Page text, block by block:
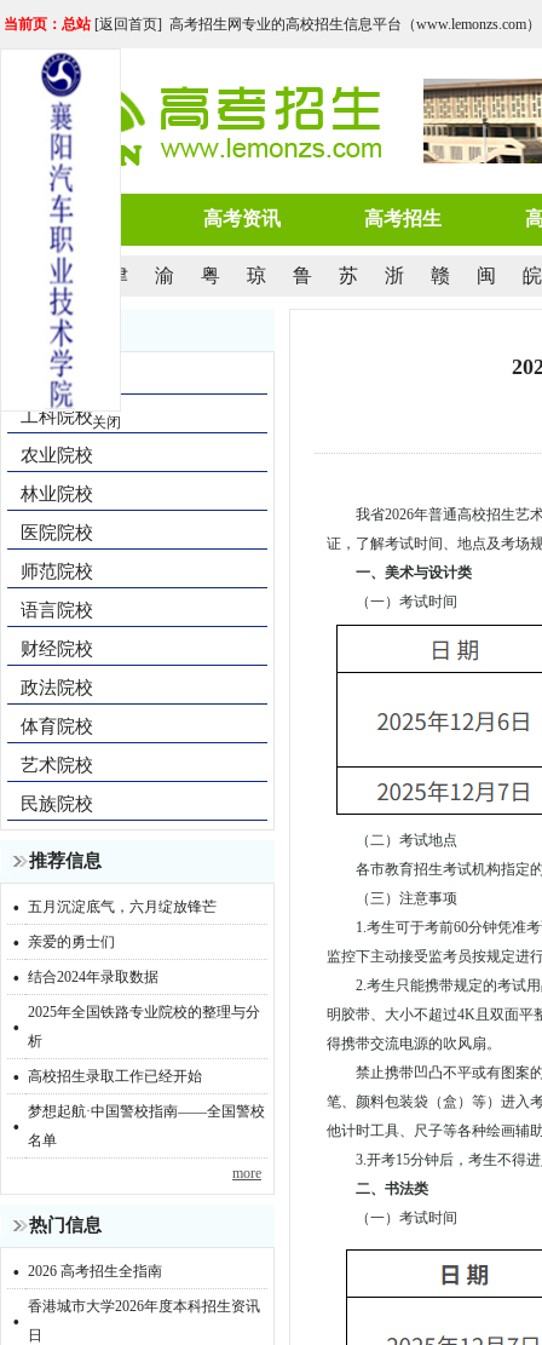
当前页：总站[返回首页] 高考招生网专业的高校招生信息平台（www.lemonzs.com）
网站首页 高考资讯 高考招生
沪 津 渝 粤 琼 鲁 苏 浙 赣 闽 皖
院校导航
综合院校
工科院校
农业院校
林业院校
医院院校
师范院校
语言院校
财经院校
政法院校
体育院校
艺术院校
民族院校
推荐信息
· 五月沉淀底气，六月绽放锋芒
· 亲爱的勇士们
· 结合2024年录取数据
· 2025年全国铁路专业院校的整理与分
析
· 高校招生录取工作已经开始
· 梦想起航·中国警校指南——全国警校
名单
more
热门信息
· 2026 高考招生全指南
· 香港城市大学2026年度本科招生资讯
日
我省2026年普通高校招生艺
证，了解考试时间、地点及考场
一、美术与设计类
（一）考试时间
（二）考试地点
各市教育招生考试机构指定
（三）注意事项
1.考生可于考前60分钟凭准
监控下主动接受监考员按规定进
2.考生只能携带规定的考试
明胶带、大小不超过4K且双面平
得携带交流电源的吹风扇。
禁止携带凹凸不平或有图案
笔、颜料包装袋（盒）等）进入
他计时工具、尺子等各种绘画辅
3.开考15分钟后，考生不得
二、书法类
（一）考试时间
关闭